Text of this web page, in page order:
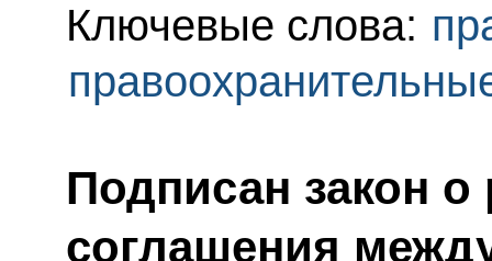
Ключевые слова:
Подписан закон
соглашения